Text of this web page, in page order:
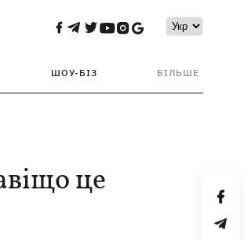
ШОУ-БІЗ БІЛЬШЕ
це